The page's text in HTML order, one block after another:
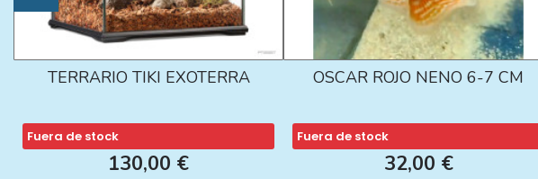
TERRARIO TIKI EXOTERRA
Fuera de stock
130,00 €
OSCAR ROJO NENO 6-7 CM
Fuera de stock
32,00 €